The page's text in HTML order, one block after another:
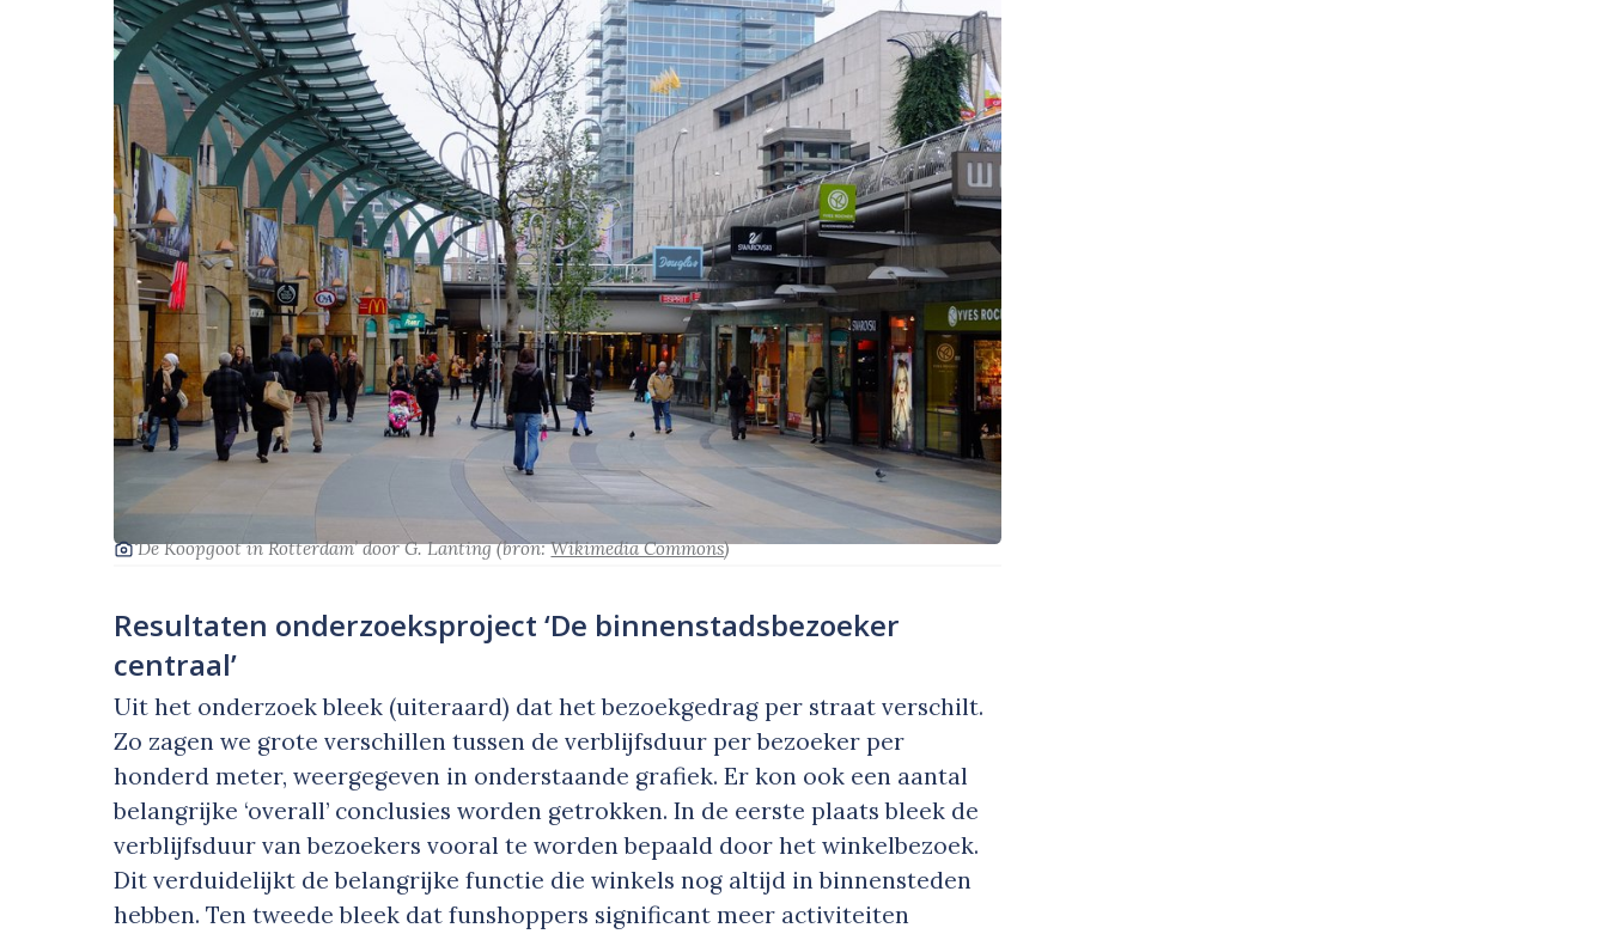
‘De Koopgoot in Rotterdam’door G. Lanting(bron:Wikimedia Commons)
Resultaten onderzoeksproject ‘De binnenstadsbezoeker
centraal’
Uit het onderzoek bleek (uiteraard) dat het bezoekgedrag per straat verschilt.
Zo zagen we grote verschillen tussen de verblijfsduur per bezoeker per
honderd meter, weergegeven in onderstaande grafiek. Er kon ook een aantal
belangrijke ‘overall’ conclusies worden getrokken. In de eerste plaats bleek de
verblijfsduur van bezoekers vooral te worden bepaald door het winkelbezoek.
Dit verduidelijkt de belangrijke functie die winkels nog altijd in binnensteden
hebben. Ten tweede bleek dat funshoppers significant meer activiteiten